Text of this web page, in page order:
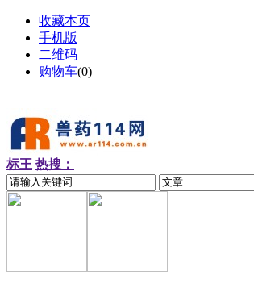
收藏本页
手机版
二维码
购物车(0)
标王 热搜：